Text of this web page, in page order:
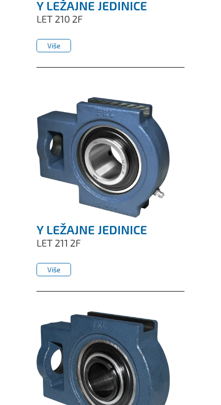
Y LEŽAJNE JEDINICE
LET 210 2F
Više
Y LEŽAJNE JEDINICE
LET 211 2F
Više